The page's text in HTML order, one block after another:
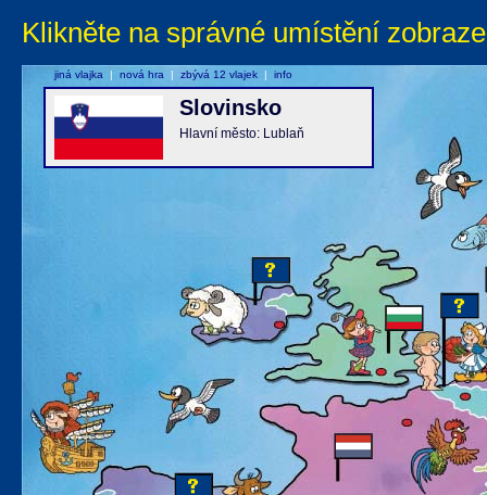
Klikněte na správné umístění
Slovinsko
Hlavní město: Lublaň
jiná vlajka | nová hra | zbývá 12 vlajek | info